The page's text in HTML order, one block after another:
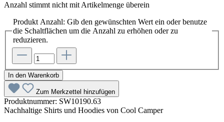
Anzahl stimmt nicht mit Artikelmenge überein
Produkt Anzahl: Gib den gewünschten Wert ein oder benutze
die Schaltflächen um die Anzahl zu erhöhen oder zu
reduzieren.
In den Warenkorb
Zum Merkzettel hinzufügen
Produktnummer: SW10190.63
Nachhaltige Shirts und Hoodies von Cool Camper